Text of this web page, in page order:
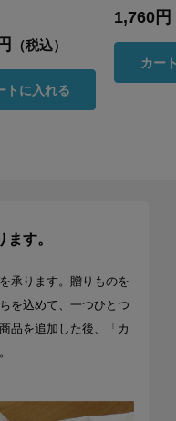
（税込）
トに入れる
1,760円
カー
す。
承ります。贈りものを
を込めて、一つひとつ
品を追加した後、「カ